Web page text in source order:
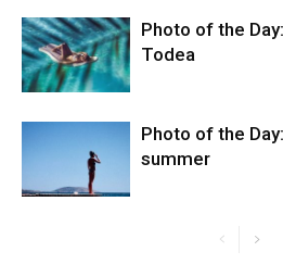
Photo of the
Todea
Photo of the
summer